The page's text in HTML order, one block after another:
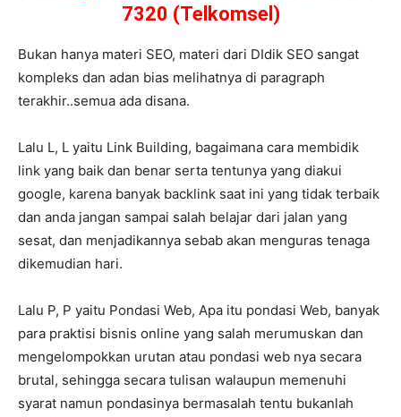
7320 (Telkomsel)
Bukan hanya materi SEO, materi dari DIdik SEO sangat
kompleks dan adan bias melihatnya di paragraph
terakhir..semua ada disana.
Lalu L, L yaitu Link Building, bagaimana cara membidik
link yang baik dan benar serta tentunya yang diakui
google, karena banyak backlink saat ini yang tidak terbaik
dan anda jangan sampai salah belajar dari jalan yang
sesat, dan menjadikannya sebab akan menguras tenaga
dikemudian hari.
Lalu P, P yaitu Pondasi Web, Apa itu pondasi Web, banyak
para praktisi bisnis online yang salah merumuskan dan
mengelompokkan urutan atau pondasi web nya secara
brutal, sehingga secara tulisan walaupun memenuhi
syarat namun pondasinya bermasalah tentu bukanlah